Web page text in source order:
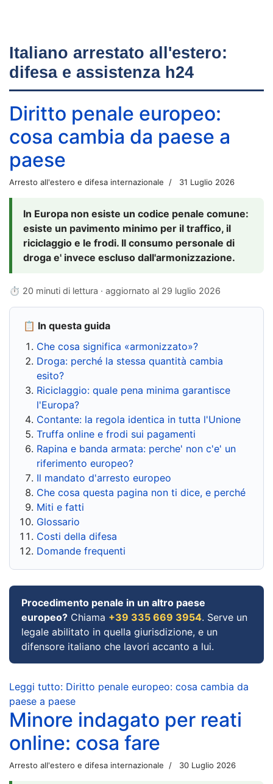
Italiano arrestato all'estero:
difesa e assistenza h24
Diritto penale europeo:
cosa cambia da paese a
paese
Arresto all'estero e difesa internazionale 31 Luglio 2026
In Europa non esiste un codice penale comune:
esiste un pavimento minimo per il traffico, il
riciclaggio e le frodi. Il consumo personale di
droga e' invece escluso dall'armonizzazione.
⏱ 20 minuti di lettura · aggiornato al 29 luglio 2026
📋 In questa guida
Che cosa significa «armonizzato»?
Droga: perché la stessa quantità cambia
esito?
Riciclaggio: quale pena minima garantisce
l'Europa?
Contante: la regola identica in tutta l'Unione
Truffa online e frodi sui pagamenti
Rapina e banda armata: perche' non c'e' un
riferimento europeo?
Il mandato d'arresto europeo
Che cosa questa pagina non ti dice, e perché
Miti e fatti
Glossario
Costi della difesa
Domande frequenti
Procedimento penale in un altro paese
europeo? Chiama +39 335 669 3954. Serve un
legale abilitato in quella giurisdizione, e un
difensore italiano che lavori accanto a lui.
Leggi tutto: Diritto penale europeo: cosa cambia da
paese a paese
Minore indagato per reati
online: cosa fare
Arresto all'estero e difesa internazionale 30 Luglio 2026